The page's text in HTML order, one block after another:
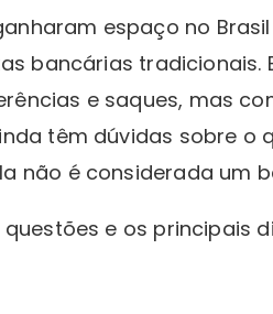
espaço no
bancárias tradicionais.
e saques, mas
têm dúvidas sobre o
não é considerada um
e os principais